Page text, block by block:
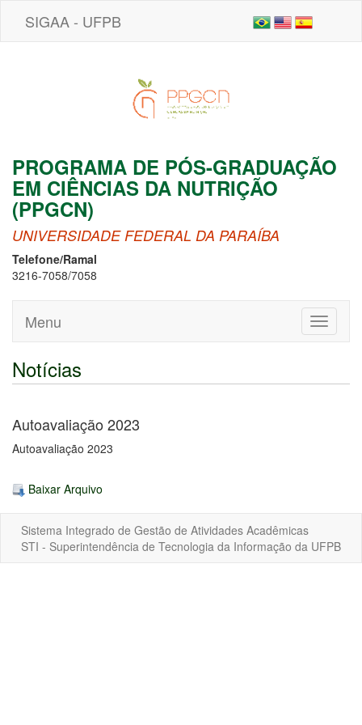
SIGAA - UFPB
PROGRAMA DE PÓS-GRADUAÇÃO
EM CIÊNCIAS DA NUTRIÇÃO
(PPGCN)
UNIVERSIDADE FEDERAL DA PARAÍBA
Telefone/Ramal
3216-7058/7058
Toggle
Menu
Notícias
Autoavaliação 2023
Autoavaliação 2023
Baixar Arquivo
Sistema Integrado de Gestão de Atividades Acadêmicas
STI - Superintendência de Tecnologia da Informação da UFPB